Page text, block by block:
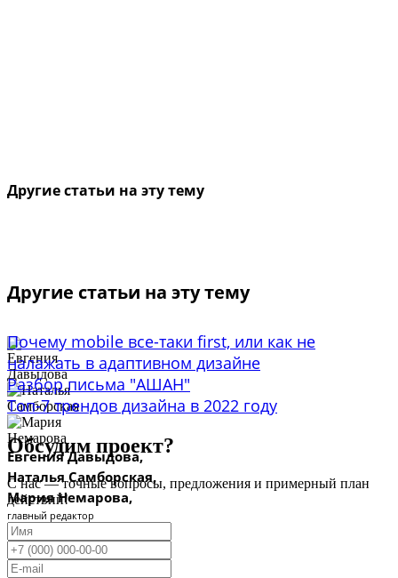
Евгения Давыдова,
Наталья Самборская,
Мария Немарова,
главный редактор
дизайнер
автор, контент-маркетолог
15.06.22
Другие статьи на эту тему
Другие статьи на эту тему
Почему mobile все-таки first, или как не
налажать в адаптивном дизайне
Разбор письма "АШАН"
Топ-7 трендов дизайна в 2022 году
Обсудим проект?
С нас — точные вопросы, предложения и примерный план
действий!